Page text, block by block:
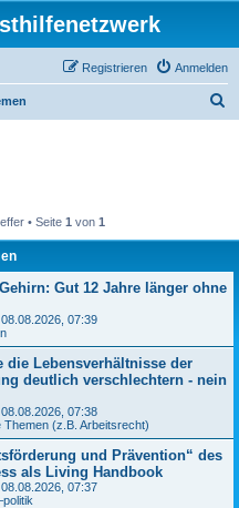
Anmelden
Registrieren
• Seite 1 von 1
Gut 12 Jahre länger ohne
08.08.2026, 07:39
die Lebensverhältnisse der
deutlich verschlechtern - nein
08.08.2026, 07:38
(z.B. Arbeitsrecht)
und Prävention“ des
als Living Handbook
08.08.2026, 07:37